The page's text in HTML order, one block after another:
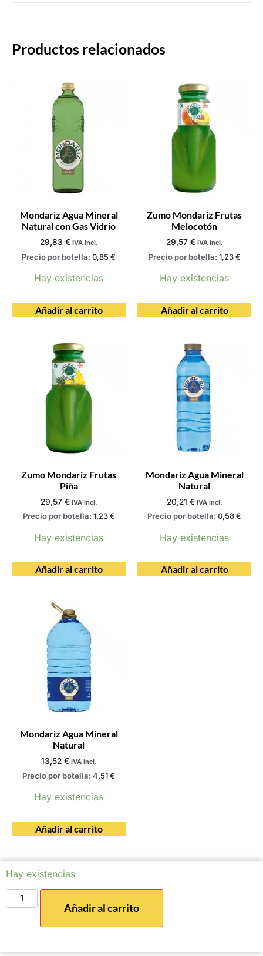
Productos relacionados
Mondariz Agua Mineral
Natural con Gas Vidrio
29,83 € IVA incl.
Precio por botella: 0,85 €
Hay existencias
Añadir al carrito
Zumo Mondariz Frutas
Melocotón
29,57 € IVA incl.
Precio por botella: 1,23€
Hay existencias
Añadir al carrito
Zumo Mondariz Frutas
Piña
29,57 € IVA incl.
Precio por botella: 1,23€
Hay existencias
Añadir al carrito
Mondariz Agua Mineral
Natural
20,21 € IVA incl.
Precio por botella: 0,58€
Hay existencias
Añadir al carrito
Mondariz Agua Mineral
Natural
13,52 € IVA incl.
Precio por botella: 4,51€
Hay existencias
Añadir al carrito
Hay existencias
Añadir al carrito